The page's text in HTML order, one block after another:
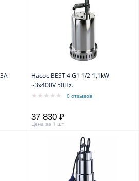
Насос BEST 4 G1 1/2 1,1kW
~3x400V 50Hz.
0 отзывов
37 830 ₽
Цена за 1 шт.